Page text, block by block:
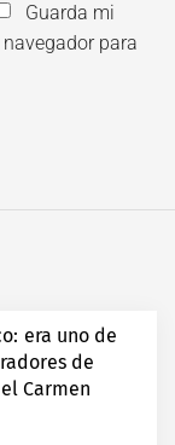
Guarda mi
para
era uno de
de
Carmen